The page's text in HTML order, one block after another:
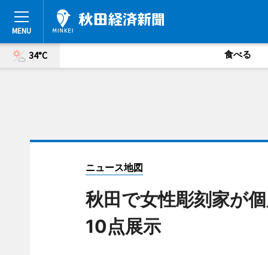
34°C 食べる
ニュース地図
秋田で女性彫刻家が
10点展示